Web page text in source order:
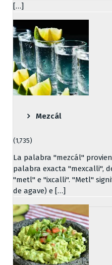
[…]
Mezcál
(1,735)
La palabra "mezcál"
palabra exacta "mexcalli",
"metl" e "ixcalli". "Metl"
de agave) e […]